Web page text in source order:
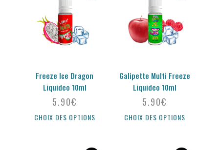
Freeze Ice Dragon
Liquideo 10ml
5.90€
CHOIX DES OPTIONS
Galipette Multi Freeze
Liquideo 10ml
5.90€
CHOIX DES OPTIONS